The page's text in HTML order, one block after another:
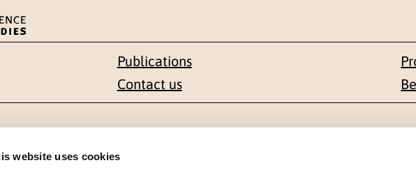
website uses cookies
Publications
Contact us